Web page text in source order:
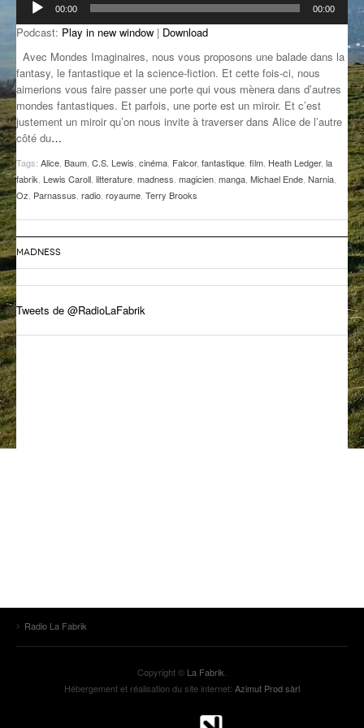
IL ÉTAIT UNE FOIS
L’ASTUCE DE LA PORTE EN BOIS
LA FABRIK POÉTIK
LA SOUTERRAINE
MUSIQUE DES ANTIPODES
NOS ANCIENS
SONORIK
THEME FORCE
audio
00:00 00:00
Podcast: Play in new window | Download
Avec Mondes Imaginaires, nous vous proposons une balade dans la
fantasy, le fantastique et la science-fiction. Et cette fois-ci, nous
aimerions vous faire passer une porte qui vous mènera dans d’autres
mondes fantastiques. Et parfois, une porte est un miroir. Et c’est
justement un miroir qu’on nous invite à traverser dans Alice de l’autre
côté du…
Tags: Alice Baum C.S. Lewis cinéma Falcor, fantastique film Heath Ledger, la
fabrik Lewis Caroll litterature madness magicien manga Michael Ende Narnia
Oz Parnassus radio royaume Terry Brooks
MADNESS
Tweets de @RadioLaFabrik
Radio La Fabrik
Copyright © La Fabrik
Hébergement et réalisation du site internet: Azimut Prod sàrl